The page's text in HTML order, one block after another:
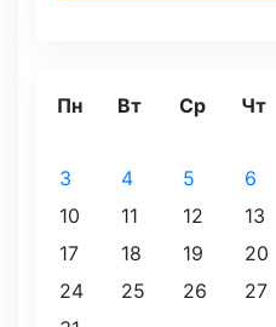
Пн Вт Ср Чт
3
4 5 6
10
11 12 13
17
18 19 20
24
25 26 27